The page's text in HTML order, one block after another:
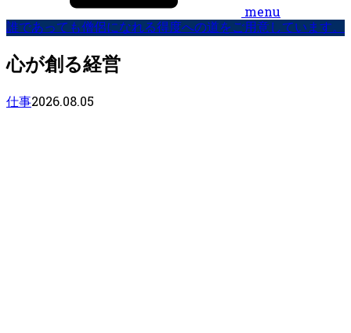
menu
誰であっても僧侶になれる得度への道をご用意しています。
心が創る経営
仕事2026.08.05